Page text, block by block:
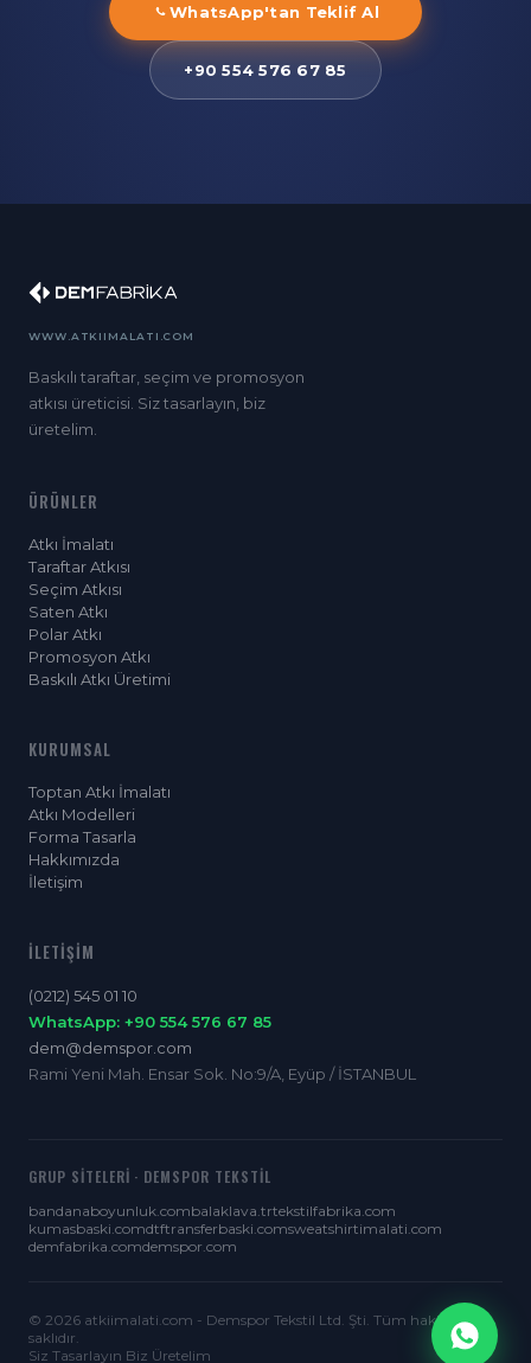
WhatsApp'tan Teklif Al
+90 554 576 67 85
WWW.ATKIIMALATI.COM
Baskılı taraftar, seçim ve promosyon
atkısı üreticisi. Siz tasarlayın, biz
üretelim.
ÜRÜNLER
Atkı İmalatı
Taraftar Atkısı
Seçim Atkısı
Saten Atkı
Polar Atkı
Promosyon Atkı
Baskılı Atkı Üretimi
KURUMSAL
Toptan Atkı İmalatı
Atkı Modelleri
Forma Tasarla
Hakkımızda
İletişim
İLETIŞIM
(0212) 545 01 10
WhatsApp: +90 554 576 67 85
dem@demspor.com
Rami Yeni Mah. Ensar Sok. No:9/A, Eyüp / İSTANBUL
GRUP SITELERI · DEMSPOR TEKSTIL
bandanaboyunluk.combalaklava.trtekstilfabrika.com
kumasbaski.comdtftransferbaski.comsweatshirtimalati.com
demfabrika.comdemspor.com
© 2026 atkiimalati.com - Demspor Tekstil Ltd. Şti. Tüm hakları
saklıdır.
Siz Tasarlayın Biz Üretelim